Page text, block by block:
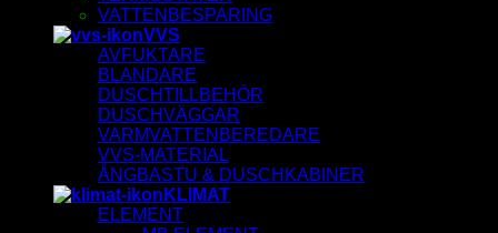
VATTENBESPARING
VVS
AVFUKTARE
BLANDARE
DUSCHTILLBEHÖR
DUSCHVÄGGAR
VARMVATTENBEREDARE
VVS-MATERIAL
ÅNGBASTU & DUSCHKABINER
KLIMAT
ELEMENT